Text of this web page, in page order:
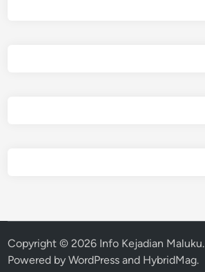
Copyright © 2026 Info Kejadian Maluku.
Powered byWordPress and HybridMag.